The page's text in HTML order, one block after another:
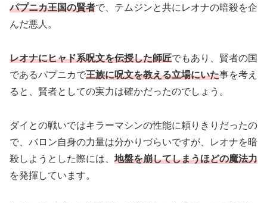
パプニカ王国の賢者で、テムジンと共にレオナの暗殺を企
んだ悪人。
レオナにヒャド系呪文を伝授した師匠でもあり、賢者の国
であるパプニカで王族に呪文を教える立場にいた事を考え
ると、賢者としての実力は確かだったのでしょう。
ダイとの戦いではキラーマシンの性能に頼りきりだったの
で、バロン自身の力量は分かりづらいですが、レオナを暗
殺しようとした際には、 地盤を崩してしまうほどの魔法力
を発揮しています。